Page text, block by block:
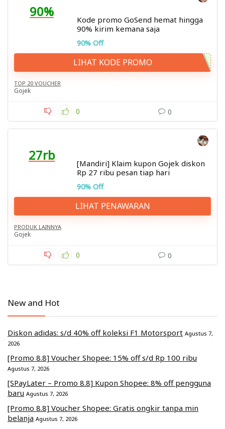
90%
Kode promo GoSend hemat hingga
90% kirim kemana saja
90% Off
LIHAT KODE PROMO
TOP 20 VOUCHER
Gojek
0 0
27rb
[Mandiri] Klaim kupon Gojek diskon
Rp 27 ribu pesan tiap hari
90% Off
LIHAT PENAWARAN
PRODUK LAINNYA
Gojek
0 0
New and Hot
Diskon adidas: s/d 40% off koleksi F1 Motorsport Agustus 7,
2026
[Promo 8.8] Voucher Shopee: 15% off s/d Rp 100 ribu
Agustus 7, 2026
[SPayLater – Promo 8.8] Kupon Shopee: 8% off pengguna
baru Agustus 7, 2026
[Promo 8.8] Voucher Shopee: Gratis ongkir tanpa min
belanja Agustus 7, 2026